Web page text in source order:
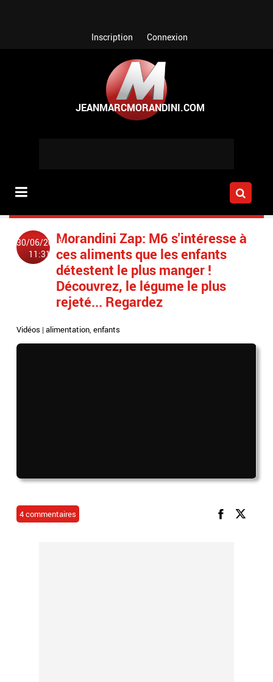
Inscription Connexion
30/06/2018
11:31
Morandini Zap: M6 s'intéresse à
ces aliments que les enfants
détestent le plus manger !
Découvrez, le légume le plus
rejeté... Regardez
Vidéos |alimentation,enfants
4 commentaires